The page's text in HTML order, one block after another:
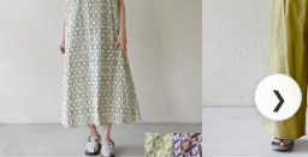
❯